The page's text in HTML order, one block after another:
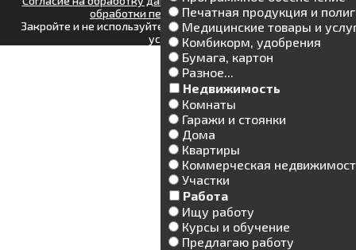
Печатная продукция и
Медицинские товары и
Комбикорм, удобрения
Бумага, картон
Разное...
Недвижимость
Комнаты
Гаражи и стоянки
Дома
Квартиры
Коммерческая
Участки
Работа
Ищу работу
Курсы и обучение
Предлагаю работу
обработки персональных данных
Закройте и не используйте данный сайт, если не согласны с
условиями.